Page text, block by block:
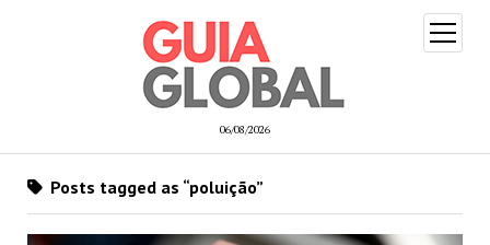
06/08/2026
open
menu
Posts tagged as “poluição”